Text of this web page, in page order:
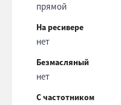
прямой
На ресивере
нет
Безмасляный
нет
С частотником